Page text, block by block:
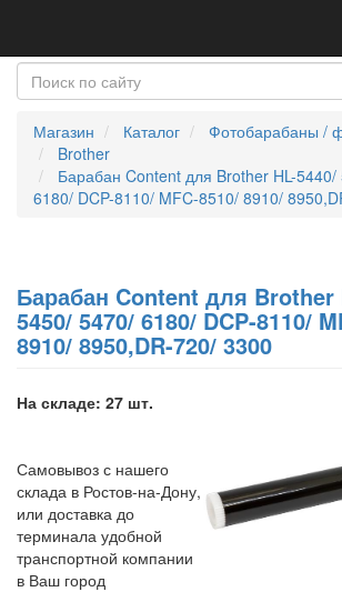
Магазин Каталог
Фотобарабаны /
Brother
Барабан Content для Brother HL-
6180/ DCP-8110/ MFC-8510/ 8910/
Барабан Content для Brother
5450/ 5470/ 6180/ DCP-8110/
8910/ 8950,DR-720/ 3300
На складе: 27 шт.
Самовывоз с нашего
склада в Ростов-на-Дону,
или доставка до
терминала удобной
транспортной компании
в Ваш город